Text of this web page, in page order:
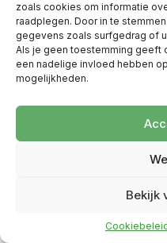
zoals cookies om informatie
raadplegen. Door in te
gegevens zoals surfgedrag of
Als je geen toestemming geeft
een nadelige invloed hebben
mogelijkheden.
Bekijk